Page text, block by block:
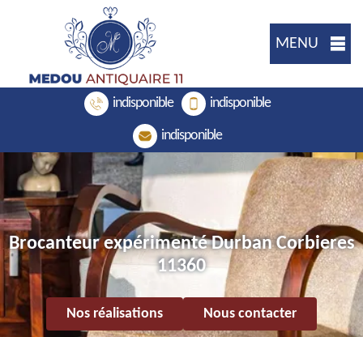
MENU
indisponible indisponible
indisponible
Brocanteur expérimenté Durban Corbieres
11360
Nos réalisations Nous contacter